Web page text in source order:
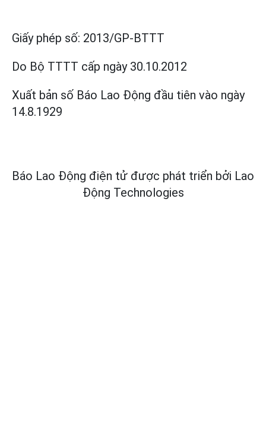
Giấy phép số: 2013/GP-BTTT
Do Bộ TTTT cấp ngày 30.10.2012
Xuất bản số Báo Lao Động đầu tiên vào ngày
14.8.1929
Báo Lao Động điện tử được phát triển bởi Lao
Động Technologies